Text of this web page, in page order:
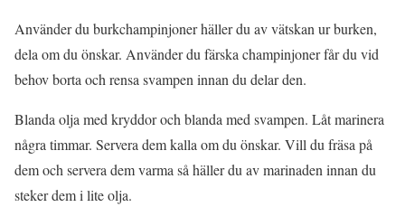
Använder du burkchampinjoner häller du av vätskan ur burken,
dela om du önskar. Använder du färska champinjoner får du vid
behov borta och rensa svampen innan du delar den.
Blanda olja med kryddor och blanda med svampen. Låt marinera
några timmar. Servera dem kalla om du önskar. Vill du fräsa på
dem och servera dem varma så häller du av marinaden innan du
steker dem i lite olja.